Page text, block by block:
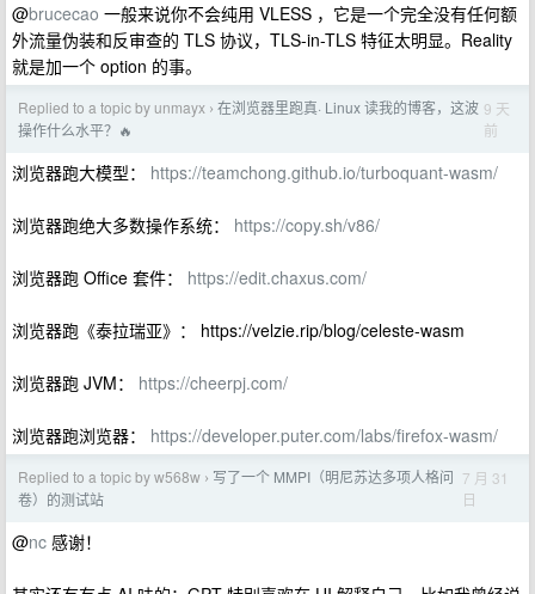
@brucecao 一般来说你不会纯用 VLESS ，它是一个完全没有任何额
外流量伪装和反审查的 TLS 协议，TLS-in-TLS 特征太明显。Reality
就是加一个 option 的事。
Replied to a topic by unmayx › 在浏览器里跑真· Linux 读我的博客，这波
操作什么水平？🔥
9 天
前
浏览器跑大模型： https://teamchong.github.io/turboquant-wasm/
浏览器跑绝大多数操作系统： https://copy.sh/v86/
浏览器跑 Office 套件： https://edit.chaxus.com/
浏览器跑《泰拉瑞亚》： https://velzie.rip/blog/celeste-wasm
浏览器跑 JVM： https://cheerpj.com/
浏览器跑浏览器： https://developer.puter.com/labs/firefox-wasm/
Replied to a topic by w568w › 写了一个 MMPI（明尼苏达多项人格问
卷）的测试站
7 月 31
日
@nc 感谢！